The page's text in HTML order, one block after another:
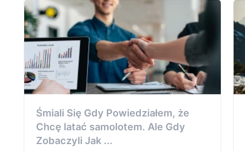
Śmiali Się Gdy Powiedziałem, że
Chcę latać samolotem. Ale Gdy
Zobaczyli Jak ...